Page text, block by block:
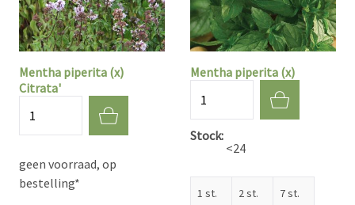
Mentha piperita (x)
Citrata'
geen voorraad, op
bestelling*
Mentha piperita (x)
Stock
<24
1 st. 2 st. 7 st.